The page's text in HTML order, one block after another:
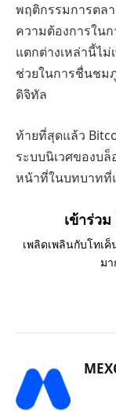
พฤติกรรมการตล
ความต้องการใน
แตกต่างเหล่านี้ไ
ช่วยในการชื่นชม
ดิจิทัล
ท้ายที่สุดแล้ว
ระบบนิเวศของบ
หน้าที่ในบทบาทที่
เข้าร่วม
เพลิดเพลินกับโทเ
ม